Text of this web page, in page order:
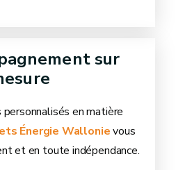
sur
en matière
Énergie Wallonievous
et en toute indépendance.